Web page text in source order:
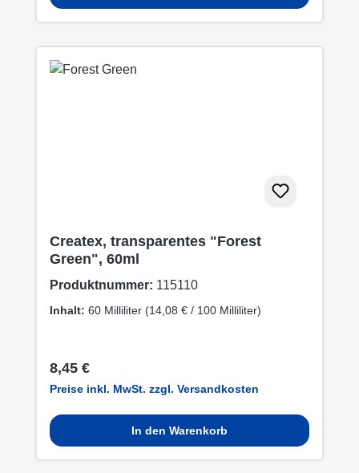
Createx, transparentes "Forest
Green", 60ml
Produktnummer: 115110
Inhalt: 60 Milliliter (14,08 € / 100 Milliliter)
Regulärer Preis:
8,45 €
Preise inkl. MwSt. zzgl. Versandkosten
In den Warenkorb